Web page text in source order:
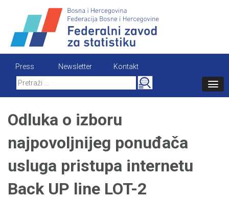
content
Press Newsletter
Kontakt
Search
for:
Odluka o izboru
najpovoljnijeg ponuđača
usluga pristupa internetu
Back UP line LOT-2